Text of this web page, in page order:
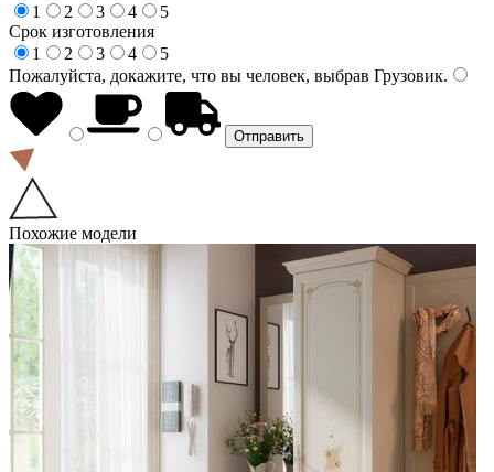
1
2 3 4
5
Срок изготовления
1
2 3 4
5
Пожалуйста, докажите, что вы человек, выбрав Грузовик.
Похожие модели